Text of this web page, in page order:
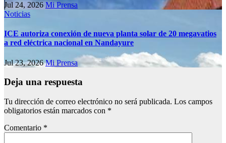
Jul 24, 2026Mi Prensa
Noticias
ICE autoriza conexión de nueva planta solar de 20 megavatios
a red eléctrica nacional en Nandayure
Jul 23, 2026Mi Prensa
Deja una respuesta
Tu dirección de correo electrónico no será publicada. Los campos
obligatorios están marcados con *
Comentario *